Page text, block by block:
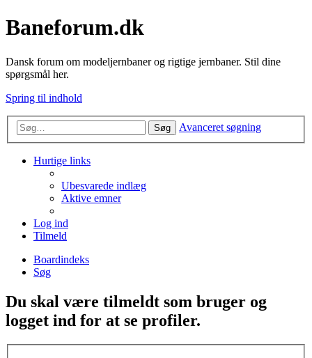
Baneforum.dk
Dansk forum om modeljernbaner og rigtige jernbaner. Stil dine
spørgsmål her.
Spring til indhold
Søg Avanceret søgning
Hurtige links
Ubesvarede indlæg
Aktive emner
Log ind
Tilmeld
Boardindeks
Søg
Du skal være tilmeldt som bruger og
logget ind for at se profiler.